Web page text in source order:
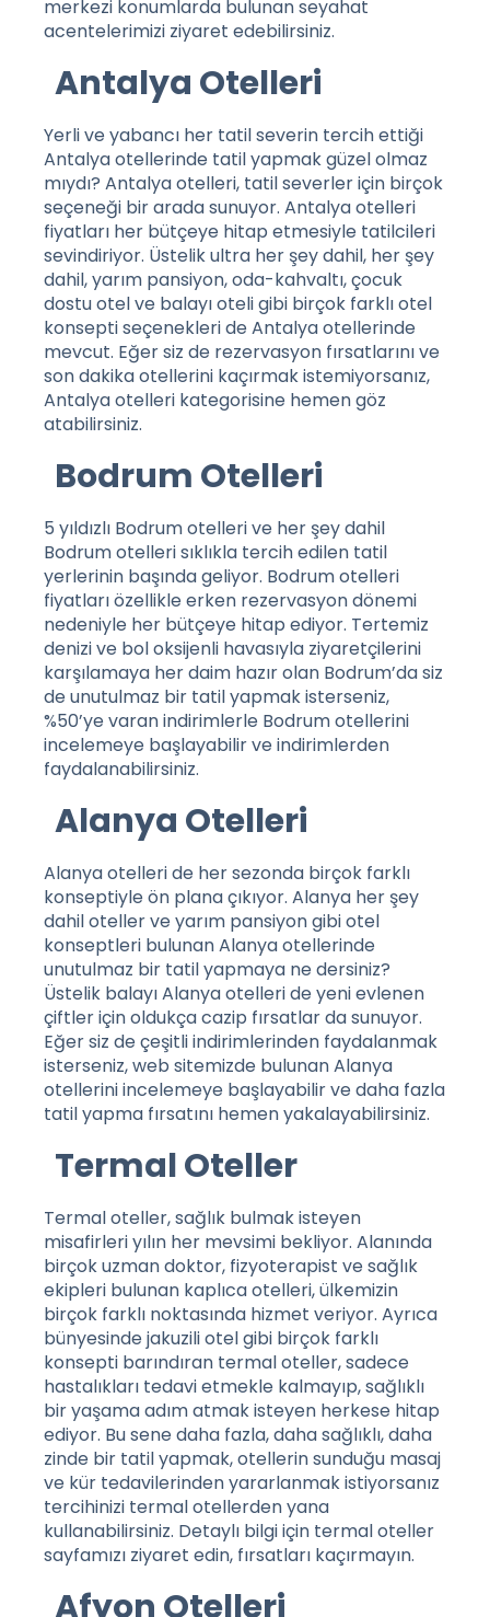
merkezi konumlarda bulunan seyahat
acentelerimizi ziyaret edebilirsiniz.
Antalya Otelleri
Yerli ve yabancı her tatil severin tercih ettiği
Antalya otellerinde tatil yapmak güzel olmaz
mıydı? Antalya otelleri, tatil severler için birçok
seçeneği bir arada sunuyor. Antalya otelleri
fiyatları her bütçeye hitap etmesiyle tatilcileri
sevindiriyor. Üstelik ultra her şey dahil, her şey
dahil, yarım pansiyon, oda-kahvaltı, çocuk
dostu otel ve balayı oteli gibi birçok farklı otel
konsepti seçenekleri de Antalya otellerinde
mevcut. Eğer siz de rezervasyon fırsatlarını ve
son dakika otellerini kaçırmak istemiyorsanız,
Antalya otelleri kategorisine hemen göz
atabilirsiniz.
Bodrum Otelleri
5 yıldızlı Bodrum otelleri ve her şey dahil
Bodrum otelleri sıklıkla tercih edilen tatil
yerlerinin başında geliyor. Bodrum otelleri
fiyatları özellikle erken rezervasyon dönemi
nedeniyle her bütçeye hitap ediyor. Tertemiz
denizi ve bol oksijenli havasıyla ziyaretçilerini
karşılamaya her daim hazır olan Bodrum’da siz
de unutulmaz bir tatil yapmak isterseniz,
%50’ye varan indirimlerle Bodrum otellerini
incelemeye başlayabilir ve indirimlerden
faydalanabilirsiniz.
Alanya Otelleri
Alanya otelleri de her sezonda birçok farklı
konseptiyle ön plana çıkıyor. Alanya her şey
dahil oteller ve yarım pansiyon gibi otel
konseptleri bulunan Alanya otellerinde
unutulmaz bir tatil yapmaya ne dersiniz?
Üstelik balayı Alanya otelleri de yeni evlenen
çiftler için oldukça cazip fırsatlar da sunuyor.
Eğer siz de çeşitli indirimlerinden faydalanmak
isterseniz, web sitemizde bulunanAlanya
otelleriniincelemeye başlayabilir ve daha fazla
tatil yapma fırsatını hemen yakalayabilirsiniz.
Termal Oteller
Termal oteller, sağlık bulmak isteyen
misafirleri yılın her mevsimi bekliyor. Alanında
birçok uzman doktor, fizyoterapist ve sağlık
ekipleri bulunan kaplıca otelleri, ülkemizin
birçok farklı noktasında hizmet veriyor. Ayrıca
bünyesinde jakuzili otel gibi birçok farklı
konsepti barındıran termal oteller, sadece
hastalıkları tedavi etmekle kalmayıp, sağlıklı
bir yaşama adım atmak isteyen herkese hitap
ediyor. Bu sene daha fazla, daha sağlıklı, daha
zinde bir tatil yapmak, otellerin sunduğu masaj
ve kür tedavilerinden yararlanmak istiyorsanız
tercihinizi termal otellerden yana
kullanabilirsiniz. Detaylı bilgi için termal oteller
sayfamızı ziyaret edin, fırsatları kaçırmayın.
Afyon Otelleri